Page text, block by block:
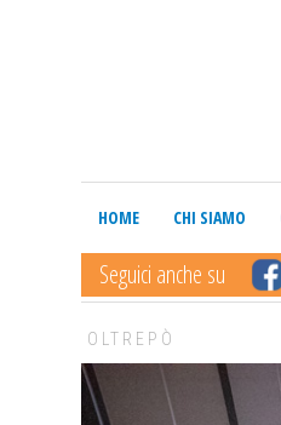
HOME CHI SIAMO
Seguici anche su
OLTREPÒ